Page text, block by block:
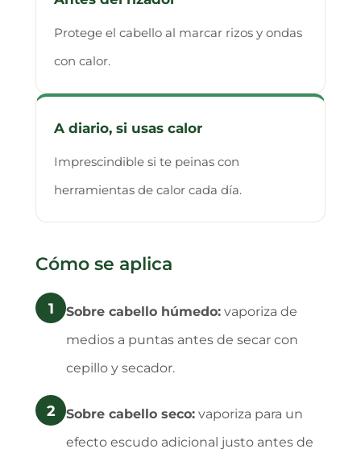
Protege el cabello al marcar rizos y ondas
con calor.
A diario, si usas calor
Imprescindible si te peinas con
herramientas de calor cada día.
Cómo se aplica
1 Sobre cabello húmedo: vaporiza de
medios a puntas antes de secar con
cepillo y secador.
2 Sobre cabello seco: vaporiza para un
efecto escudo adicional justo antes de